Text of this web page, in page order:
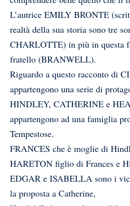
L’autrice EMILY BRONTE
realtà della sua storia sono tre
CHARLOTTE) in più in questa
fratello (BRANWELL).
Riguardo a questo racconto di
appartengono una serie di
HINDLEY, CATHERINE e
appartengono ad una famiglia
Tempestose.
FRANCES che è moglie di
HARETON figlio di Frances e
EDGAR e ISABELLA sono i
la proposta a Catherine,